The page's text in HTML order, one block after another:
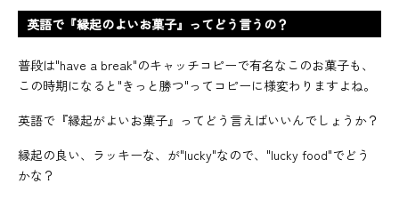
英語で『縁起のよいお菓子』ってどう言うの？
普段は"have a break"のキャッチコピーで有名なこのお菓子も、
この時期になると"きっと勝つ"ってコピーに様変わりますよね。
英語で『縁起がよいお菓子』ってどう言えばいいんでしょうか？
縁起の良い、ラッキーな、が"lucky"なので、"lucky food"でどう
かな？